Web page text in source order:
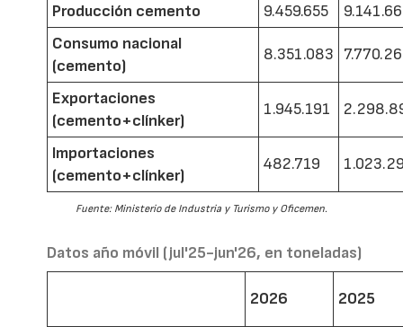
Producción cemento 9.459.655
Consumo nacional
(cemento)
8.351.083
Exportaciones
(cemento+clínker)
1.945.191
Importaciones
(cemento+clínker)
482.719
Fuente: Ministerio de Industria y Turismo y Oficemen.
Datos año móvil (jul'25-jun'26, en toneladas)
2026 2025